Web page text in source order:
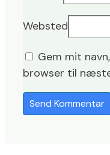
Websted
Gem mit
browser til